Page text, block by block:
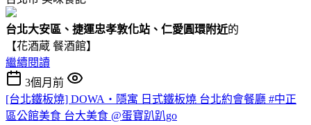
台北大安區、捷運忠孝敦化站、仁愛圓環附近的
【花酒蔵 餐酒館】
繼續閱讀
3個月前
[台北鐵板燒] DOWA・隱寓 日式鐵板燒 台北約會餐廳 #中正
區公館美食 台大美食 @蛋寶趴趴go